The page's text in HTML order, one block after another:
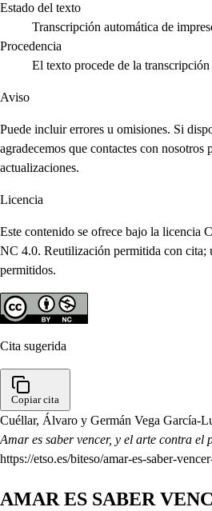
Estado del texto
Transcripción automática de
Procedencia
El texto procede de la
Aviso
Puede incluir errores u omisiones. Si
agradecemos que contactes con nosotros
actualizaciones.
Licencia
Este contenido se ofrece bajo la licencia
NC 4.0. Reutilización permitida con cita;
permitidos.
Cita sugerida
Copiar cita
Cuéllar, Álvaro y Germán Vega García-
Amar es saber vencer, y el arte contra el
https://etso.es/biteso/amar-es-saber-
AMAR ES SABER